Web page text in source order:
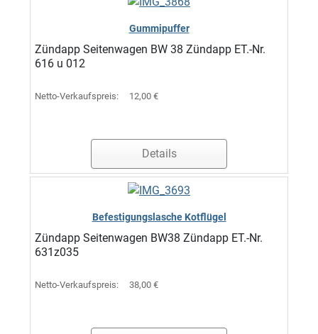
Gummipuffer
Zündapp Seitenwagen BW 38 Zündapp ET.-Nr.
616 u 012
Netto-Verkaufspreis: 12,00 €
Details
Befestigungslasche Kotflügel
Zündapp Seitenwagen BW38 Zündapp ET.-Nr.
631z035
Netto-Verkaufspreis: 38,00 €